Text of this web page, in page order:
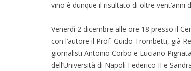
vino è dunque il risultato di oltre vent’anni
Venerdì 2 dicembre alle ore 18 presso il
con l’autore il Prof. Guido Trombetti, già
giornalisti Antonio Corbo e Luciano
dell’Università di Napoli Federico II e